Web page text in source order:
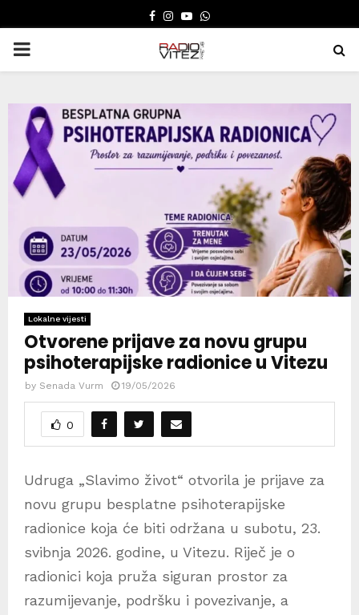
FACEBOOK
INSTAGRAM
YOUTUBE
WHATSAPP
PRIMARY
Lokalne vijesti
Otvorene prijave za novu grupu
psihoterapijske radionice u Vitezu
by Senada Vurm 19/05/2026
0
Udruga „Slavimo život“ otvorila je prijave za
novu grupu besplatne psihoterapijske
radionice koja će biti održana u subotu, 23.
svibnja 2026. godine, u Vitezu. Riječ je o
radionici koja pruža siguran prostor za
razumijevanje, podršku i povezivanje, a